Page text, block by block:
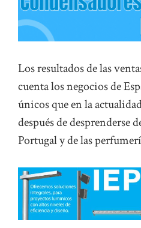
Los resultados de las
cuenta los negocios de
únicos que en la
después de desprenderse
Portugal y de las